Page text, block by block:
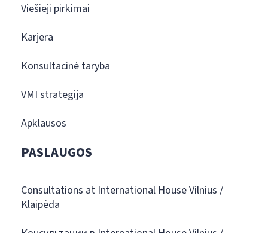
Viešieji pirkimai
Karjera
Konsultacinė taryba
VMI strategija
Apklausos
PASLAUGOS
Consultations at International House Vilnius /
Klaipėda